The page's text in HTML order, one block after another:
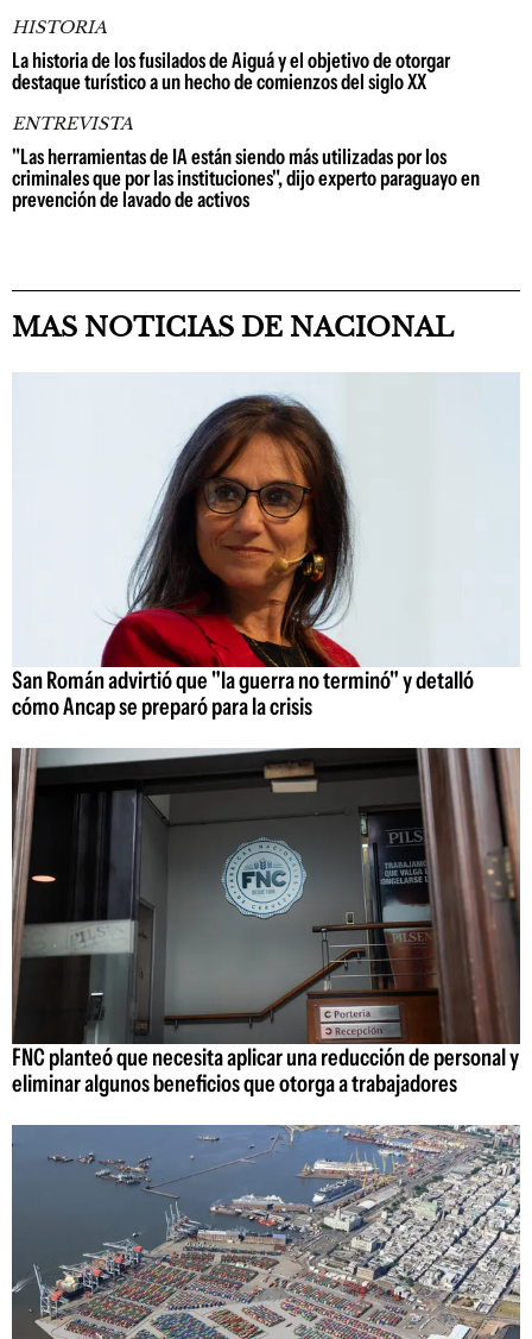
HISTORIA
La historia de los fusilados de Aiguá y el objetivo de otorgar
destaque turístico a un hecho de comienzos del siglo XX
ENTREVISTA
"Las herramientas de IA están siendo más utilizadas por los
criminales que por las instituciones", dijo experto paraguayo en
prevención de lavado de activos
MAS NOTICIAS DE NACIONAL
San Román advirtió que "la guerra no terminó" y detalló
cómo Ancap se preparó para la crisis
FNC planteó que necesita aplicar una reducción de personal y
eliminar algunos beneficios que otorga a trabajadores